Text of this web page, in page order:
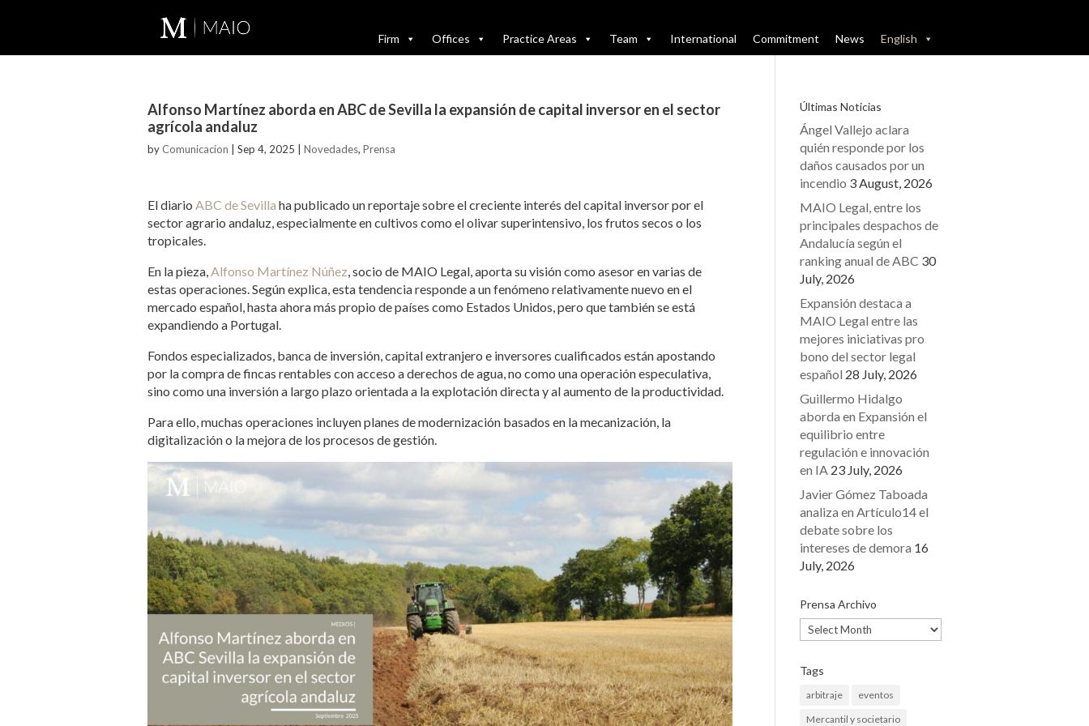
Firm Offices Practice Areas Team International Commitment News English
Alfonso Martínez aborda en ABC de Sevilla la expansión de capital inversor en el sector
agrícola andaluz
byComunicacion Sep 4, 2025 Novedades, Prensa
El diario ABC de Sevilla ha publicado un reportaje sobre el creciente interés del capital inversor por el
sector agrario andaluz, especialmente en cultivos como el olivar superintensivo, los frutos secos o los
tropicales.
En la pieza,Alfonso Martínez Núñez, socio de MAIO Legal, aporta su visión como asesor en varias de
estas operaciones. Según explica, esta tendencia responde a un fenómeno relativamente nuevo en el
mercado español, hasta ahora más propio de países como Estados Unidos, pero que también se está
expandiendo a Portugal.
Fondos especializados, banca de inversión, capital extranjero e inversores cualificados están apostando
por la compra de fincas rentables con acceso a derechos de agua, no como una operación especulativa,
sino como una inversión a largo plazo orientada a la explotación directa y al aumento de la productividad.
Para ello, muchas operaciones incluyen planes de modernización basados en la mecanización, la
digitalización o la mejora de los procesos de gestión.
Últimas Noticias
Ángel Vallejo aclara
quién responde por los
daños causados por un
incendio 3 August, 2026
MAIO Legal, entre los
principales despachos de
Andalucía según el
ranking anual de ABC 30
July, 2026
Expansión destaca a
MAIO Legal entre las
mejores iniciativas pro
bono del sector legal
español 28 July, 2026
Guillermo Hidalgo
aborda en Expansión el
equilibrio entre
regulación e innovación
en IA 23 July, 2026
Javier Gómez Taboada
analiza en Artículo14 el
debate sobre los
intereses de demora 16
July, 2026
Prensa Archivo
Prensa
Archivo
Tags
arbitraje
eventos
Mercantil y societario